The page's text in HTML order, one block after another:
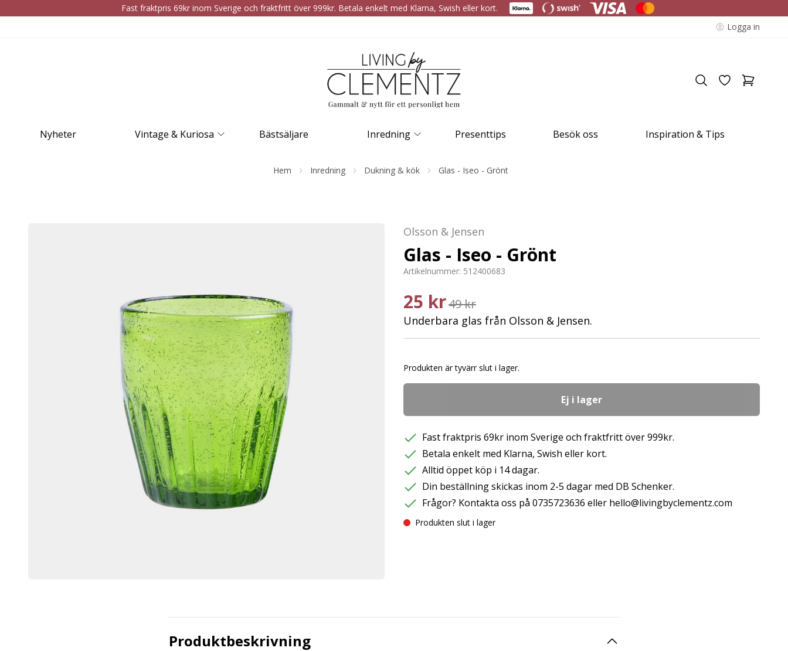
Fast fraktpris 69kr inom Sverige och fraktfritt över 999kr. Betala enkelt med Klarna, Swish eller kort.
Logga in
Nyheter Vintage & Kuriosa Bästsäljare Inredning Presenttips Besök oss Inspiration & Tips
Hem Inredning Dukning & kök Glas - Iseo - Grönt
Olsson & Jensen
Glas - Iseo - Grönt
Artikelnummer: 512400683
25 kr49 kr
Underbara glas från Olsson & Jensen.
Produkten är tyvärr slut i lager.
Ej i lager
Fast fraktpris 69kr inom Sverige och fraktfritt över 999kr.
Betala enkelt med Klarna, Swish eller kort.
Alltid öppet köp i 14 dagar.
Din beställning skickas inom 2-5 dagar med DB Schenker.
Frågor? Kontakta oss på 0735723636 eller hello@livingbyclementz.com
Produkten slut i lager
Produktbeskrivning